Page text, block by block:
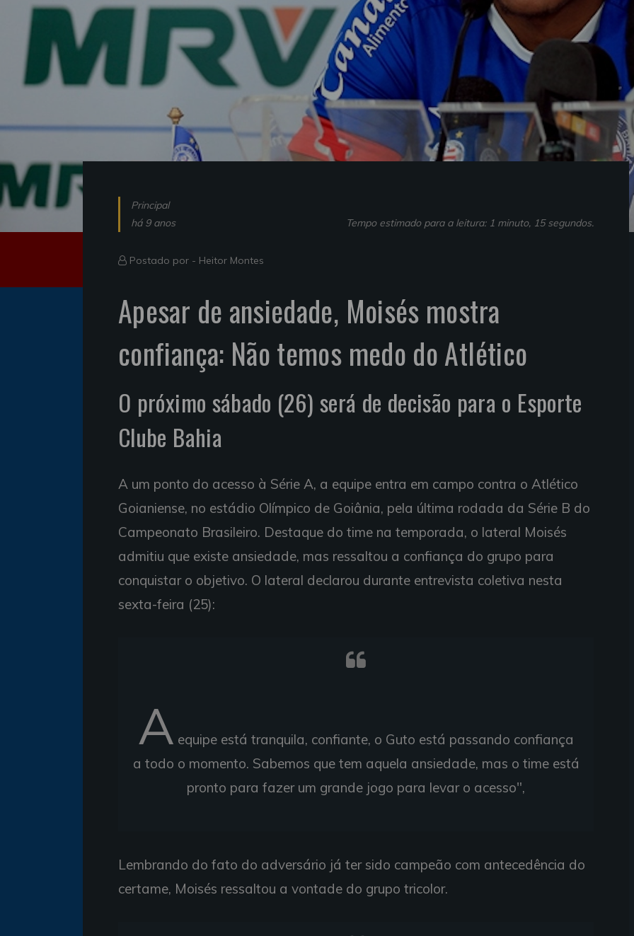
Principal
há 9 anos
Tempo estimado para a leitura: 1 minuto, 15 segundos.
Postado por - Heitor Montes
Apesar de ansiedade, Moisés mostra
confiança: Não temos medo do Atlético
O próximo sábado (26) será de decisão para o Esporte
Clube Bahia
A um ponto do acesso à Série A, a equipe entra em campo contra o Atlético
Goianiense, no estádio Olímpico de Goiânia, pela última rodada da Série B do
Campeonato Brasileiro. Destaque do time na temporada, o lateral Moisés
admitiu que existe ansiedade, mas ressaltou a confiança do grupo para
conquistar o objetivo. O lateral declarou durante entrevista coletiva nesta
sexta-feira (25):
A equipe está tranquila, confiante, o Guto está passando confiança
a todo o momento. Sabemos que tem aquela ansiedade, mas o time está
pronto para fazer um grande jogo para levar o acesso",
Lembrando do fato do adversário já ter sido campeão com antecedência do
certame, Moisés ressaltou a vontade do grupo tricolor.